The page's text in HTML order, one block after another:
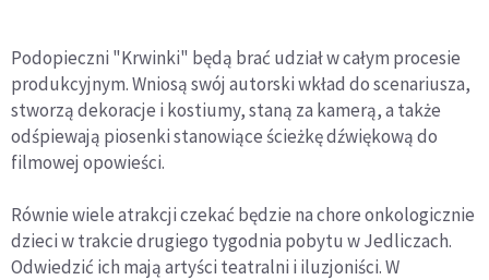
Podopieczni "Krwinki" będą brać udział w całym procesie
produkcyjnym. Wniosą swój autorski wkład do scenariusza,
stworzą dekoracje i kostiumy, staną za kamerą, a także
odśpiewają piosenki stanowiące ścieżkę dźwiękową do
filmowej opowieści.
Równie wiele atrakcji czekać będzie na chore onkologicznie
dzieci w trakcie drugiego tygodnia pobytu w Jedliczach.
Odwiedzić ich mają artyści teatralni i iluzjoniści. W